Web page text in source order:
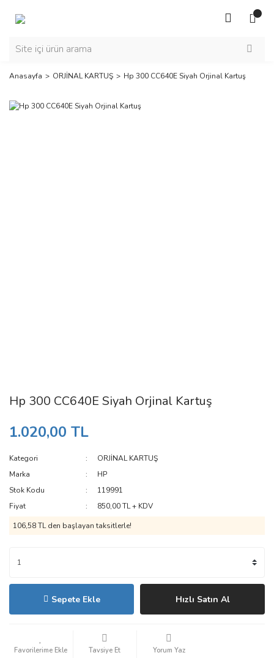
Anasayfa ORJİNAL KARTUŞ Hp 300 CC640E Siyah Orjinal Kartuş
Hp 300 CC640E Siyah Orjinal Kartuş
1.020,00 TL
Kategori
ORJİNAL KARTUŞ
Marka
HP
Stok Kodu
119991
Fiyat
850,00 TL + KDV
106,58 TL den başlayan taksitlerle!
Sepete Ekle Hızlı Satın Al
Tavsiye Et Yorum Yaz